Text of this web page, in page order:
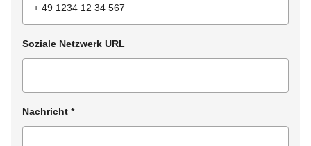
Soziale Netzwerk URL
Nachricht *